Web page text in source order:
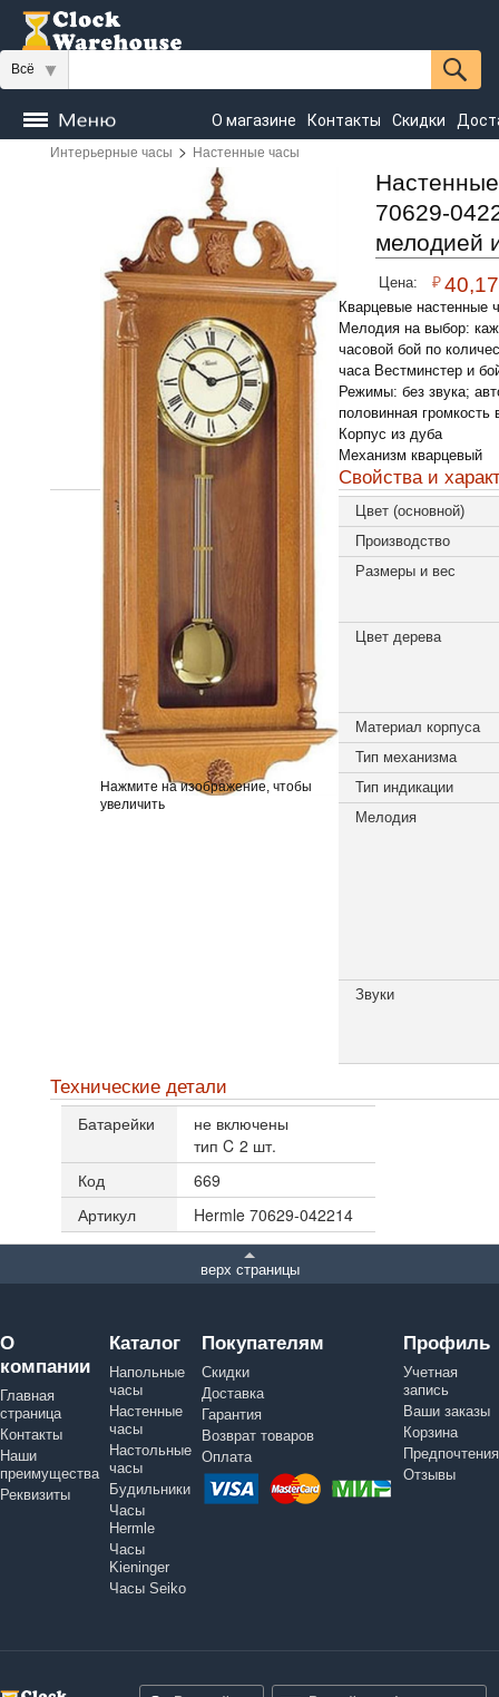
Всё
О магазине Контакты Скидки
Часы
напольные Настенные
Seiko
Интерьерные часы > Настенные часы
Нажмите на изображение, чтобы
увеличить
70629-
мелодией
Цена: ₽
Кварцевые настенные
Мелодия на выбор:
часовой бой по
часа Вестминстер и
Режимы: без звука;
половинная громкость
Корпус из дуба
Механизм кварцевый
Свойства и
Цвет (основной)
Производство
Размеры и вес
Цвет дерева
Материал корпуса
Тип механизма
Тип индикации
Мелодия
Звуки
Технические детали
Батарейки
не включены
тип C 2 шт.
Код
669
Артикул
Hermle 70629-042214
верх страницы
О
компании
Главная
страница
Контакты
Наши
преимущества
Реквизиты
Каталог
Напольные
часы
Настенные
часы
Настольные
часы
Будильники
Часы
Hermle
Часы
Kieninger
Часы Seiko
Покупателям
Скидки
Доставка
Гарантия
Возврат товаров
Оплата
Профиль
Учетная
запись
Ваши заказы
Корзина
Предпочтения
Отзывы